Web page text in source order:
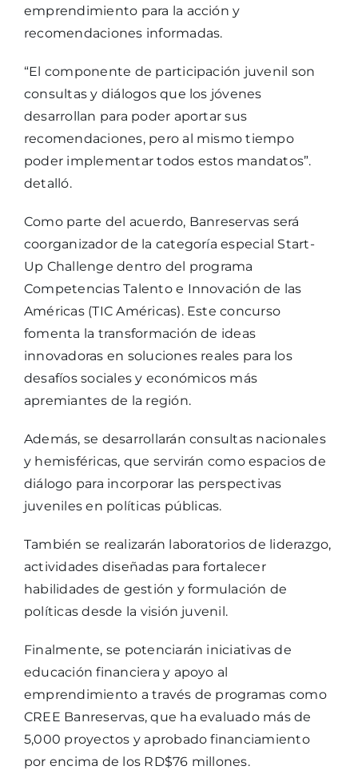
emprendimiento para la acción y
recomendaciones informadas.
“El componente de participación juvenil son
consultas y diálogos que los jóvenes
desarrollan para poder aportar sus
recomendaciones, pero al mismo tiempo
poder implementar todos estos mandatos”.
detalló.
Como parte del acuerdo, Banreservas será
coorganizador de la categoría especial Start-
Up Challenge dentro del programa
Competencias Talento e Innovación de las
Américas (TIC Américas). Este concurso
fomenta la transformación de ideas
innovadoras en soluciones reales para los
desafíos sociales y económicos más
apremiantes de la región.
Además, se desarrollarán consultas nacionales
y hemisféricas, que servirán como espacios de
diálogo para incorporar las perspectivas
juveniles en políticas públicas.
También se realizarán laboratorios de liderazgo,
actividades diseñadas para fortalecer
habilidades de gestión y formulación de
políticas desde la visión juvenil.
Finalmente, se potenciarán iniciativas de
educación financiera y apoyo al
emprendimiento a través de programas como
CREE Banreservas, que ha evaluado más de
5,000 proyectos y aprobado financiamiento
por encima de los RD$76 millones.